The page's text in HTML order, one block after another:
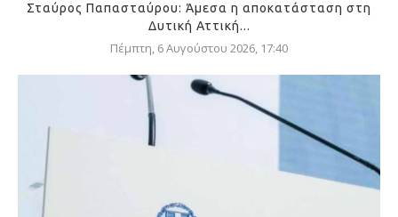
Σταύρος Παπασταύρου: Άμεσα η αποκατάσταση στη
Δυτική Αττική...
Πέμπτη, 6 Αυγούστου 2026, 17:40